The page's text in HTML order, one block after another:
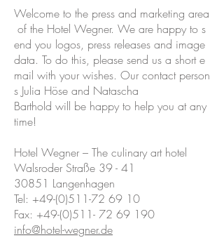
Welcome to the press and marketing area
of the Hotel Wegner. We are happy to s
end you logos, press releases and image
data. To do this, please send us a short e
mail with your wishes. Our contact person
s Julia Höse and Natascha
Barthold will be happy to help you at any
time!
Hotel Wegner – The culinary art hotel
Walsroder Straße 39 - 41
30851 Langenhagen
Tel: +49-(0)511-72 69 10
Fax: +49-(0)511- 72 69 190
info@hotel-wegner.de